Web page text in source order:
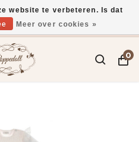
vandaag verzonden*
0
website te verbeteren. Is dat
Meer over cookies »